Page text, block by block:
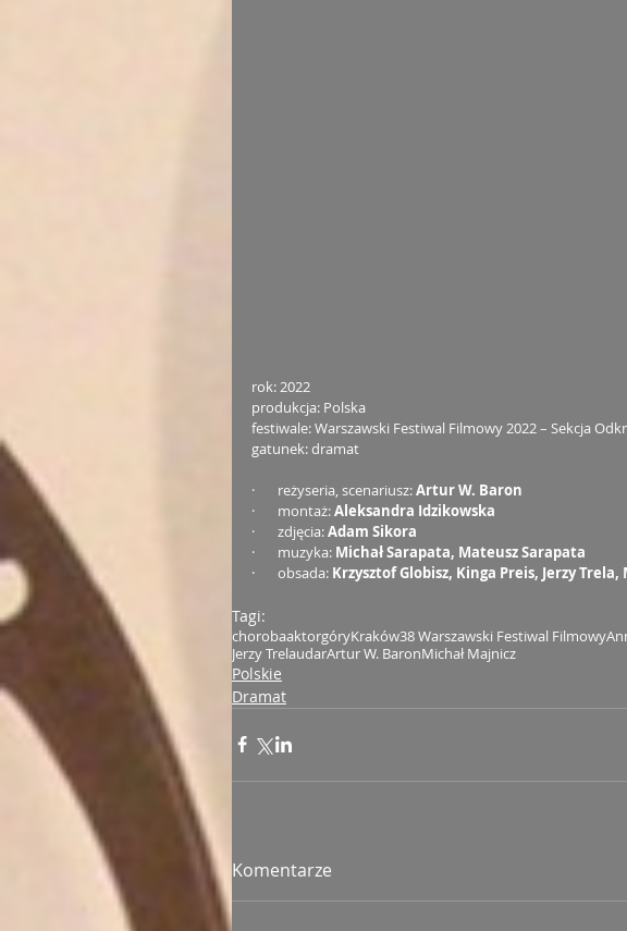
rok: 2022
produkcja: Polska
festiwale: Warszawski Festiwal Filmowy 2022 – Sekcja
gatunek: dramat
·       reżyseria, scenariusz: Artur W. Baron
·       montaż: Aleksandra Idzikowska
·       zdjęcia: Adam Sikora
·       muzyka: Michał Sarapata, Mateusz Sarapata
·       obsada: Krzysztof Globisz, Kinga Preis, Jerzy
Tagi:
chorobaaktorgóryKraków38 Warszawski Festiwal Filmowy
Jerzy TrelaudarArtur W. BaronMichał Majnicz
Polskie
Dramat
Komentarze